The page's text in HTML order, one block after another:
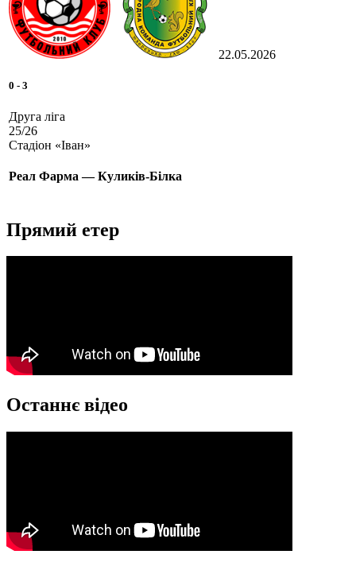
22.05.2026
0 - 3
Друга ліга
25/26
Стадіон «Іван»
Реал Фарма — Куликів-Білка
Прямий етер
Останнє відео